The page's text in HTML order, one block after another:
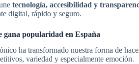
tecnología, accesibilidad y
digital, rápido y seguro.
gana popularidad en España
ha transformado nuestra forma de
variedad y especialmente emoción.